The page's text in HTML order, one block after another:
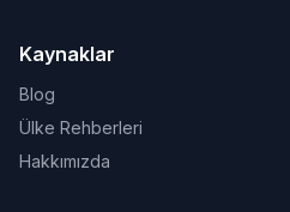
Kaynaklar
Blog
Ülke Rehberleri
Hakkımızda